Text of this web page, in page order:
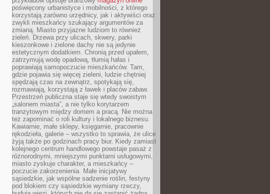
poświęcony urbanistyce i mobilności, z którego
korzystają zarówno urzędnicy, jak i aktywiści oraz
zwykli mieszkańcy szukający argumentów za
zmianą. Miasto przyjazne ludziom to również
zieleń. Drzewa przy ulicach, skwery, parki
kieszonkowe i zielone dachy nie są jedynie
estetycznym dodatkiem. Chronią przed upałem,
zatrzymują wodę opadową, tłumią hałas i
poprawiają samopoczucie mieszkańców. Tam,
gdzie pojawia się więcej zieleni, ludzie chętniej
spędzają czas na zewnątrz, spotykają się,
rozmawiają, korzystają z ławek i placów zabaw.
Przestrzeń publiczna staje się wtedy swoistym
„salonem miasta”, a nie tylko korytarzem
tranzytowym między domem a pracą. Nie można
też zapominać o roli kultury i lokalnego biznesu.
Kawiarnie, małe sklepy, księgarnie, pracownie
rękodzieła, galerie – wszystko to sprawia, że ulice
żyją także po godzinach pracy biur. Kiedy zamiast
kolejnego centrum handlowego powstaje pasaż z
różnorodnymi, mniejszymi punktami usługowymi,
miasto zyskuje charakter, a mieszkańcy –
poczucie zakorzenienia. Małe inicjatywy
sąsiedzkie, jak wspólne sadzenie roślin, festyny
pod blokiem czy sąsiedzkie wymiany rzeczy,